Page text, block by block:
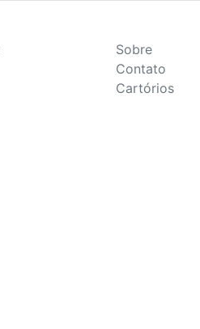
Sobre
Contato
Cartórios